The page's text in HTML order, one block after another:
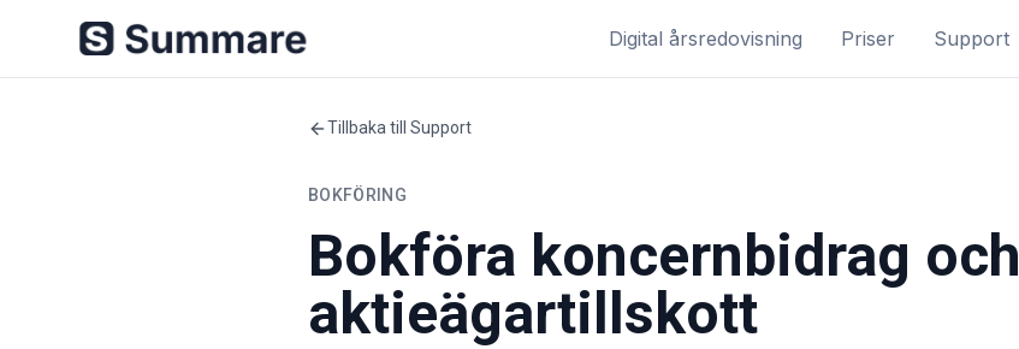
Digital årsredovisning Priser Support
Tillbaka till Support
BOKFÖRING
Bokföra koncernbidrag och
aktieägartillskott